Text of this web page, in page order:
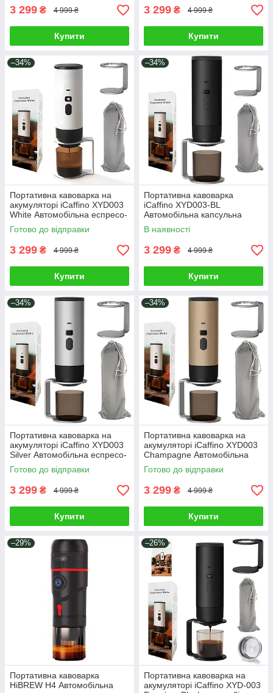
3 299 ₴ 4 999 ₴
Купити
3 299 ₴ 4 999 ₴
Купити
–34%
Портативна кавоварка на
акумуляторі iCaffino XYD003
White Автомобільна еспресо-
кавомашина для капсул і
меленої кави Xiaomi Білий
Готово до відправки
3 299 ₴ 4 999 ₴
Купити
–34%
Портативна кавоварка
iCaffino XYD003-BL
Автомобільна капсульна
еспресо кавомашина для
капсул Nespresso і кави
В наявності
3 299 ₴ 4 999 ₴
Купити
–34%
Портативна кавоварка на
акумуляторі iCaffino XYD003
Silver Автомобільна еспресо-
кавомашина для капсул і
меленої кави Xiaomi Сірий
Готово до відправки
3 299 ₴ 4 999 ₴
Купити
–34%
Портативна кавоварка на
акумуляторі iCaffino XYD003
Champagne Автомобільна
еспресо-кавомашина для
капсул і меленої кави Xiaomi
Готово до відправки
3 299 ₴ 4 999 ₴
Купити
–29%
Портативна кавоварка
HiBREW H4 Автомобільна
–26%
Портативна кавоварка на
акумуляторі iCaffino XYD-003